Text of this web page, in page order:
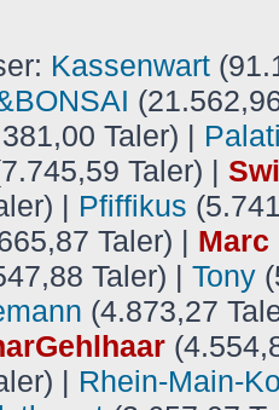
Kassenwart
Taler) |
Taler) |
| Pfiffikus
Taler) | Marc
Taler) | Tony
(4.873,27
| Rhein-Main-